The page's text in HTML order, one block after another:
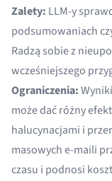
Zalety: LLM-y
podsumowaniach
Radzą sobie z
wcześniejszego
Ograniczenia:
może dać różny
halucynacjami i
masowych e-maili
czasu i podnosi